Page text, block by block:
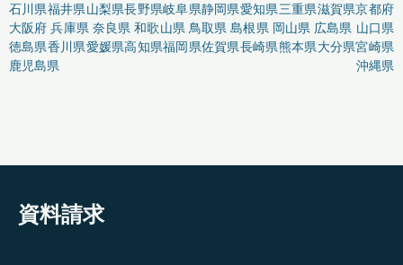
石川県福井県山梨県長野県岐阜県静岡県愛知県三重県滋賀県京都府
大阪府 兵庫県 奈良県 和歌山県 鳥取県 島根県 岡山県 広島県 山口県
徳島県香川県愛媛県高知県福岡県佐賀県長崎県熊本県大分県宮崎県
鹿児島県
沖縄県
資料請求